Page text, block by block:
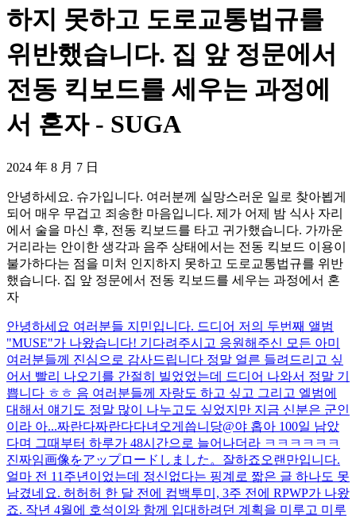
하지 못하고 도로교통법규를
위반했습니다. 집 앞 정문에서
전동 킥보드를 세우는 과정에
서 혼자 - SUGA
2024 年 8 月 7 日
안녕하세요. 슈가입니다. 여러분께 실망스러운 일로 찾아뵙게
되어 매우 무겁고 죄송한 마음입니다. 제가 어제 밤 식사 자리
에서 술을 마신 후, 전동 킥보드를 타고 귀가했습니다. 가까운
거리라는 안이한 생각과 음주 상태에서는 전동 킥보드 이용이
불가하다는 점을 미처 인지하지 못하고 도로교통법규를 위반
했습니다. 집 앞 정문에서 전동 킥보드를 세우는 과정에서 혼
자
안녕하세요 여러분들 지민입니다. 드디어 저의 두번째 앨범
"MUSE"가 나왔습니다! 기다려주시고 응원해주신 모든 아미
여러분들께 진심으로 감사드립니다 정말 얼른 들려드리고 싶
어서 빨리 나오기를 간절히 빌었었는데 드디어 나와서 정말 기
쁩니다 ㅎㅎ 음 여러분들께 자랑도 하고 싶고 그리고 엘범에
대해서 얘기도 정말 많이 나누고도 싶었지만 지금 신분은 군인
이라 아...짜란다짜란다다녀오게씁니당@야 홉아 100일 남았
다며 그때부터 하루가 48시간으로 늘어나더라 ㅋㅋㅋㅋㅋㅋ
진짜임画像をアップロードしました。 잘하죠오랜만입니다.
얼마 전 11주년이었는데 정신없다는 핑계로 짧은 글 하나도 못
남겼네요. 허허허 한 달 전에 컴백투미, 3주 전에 RPWP가 나왔
죠. 작년 4월에 호석이와 함께 입대하려던 계획을 미루고 미루